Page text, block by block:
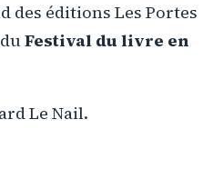
des éditions Les Portes
Festival du livre en
Le Nail.